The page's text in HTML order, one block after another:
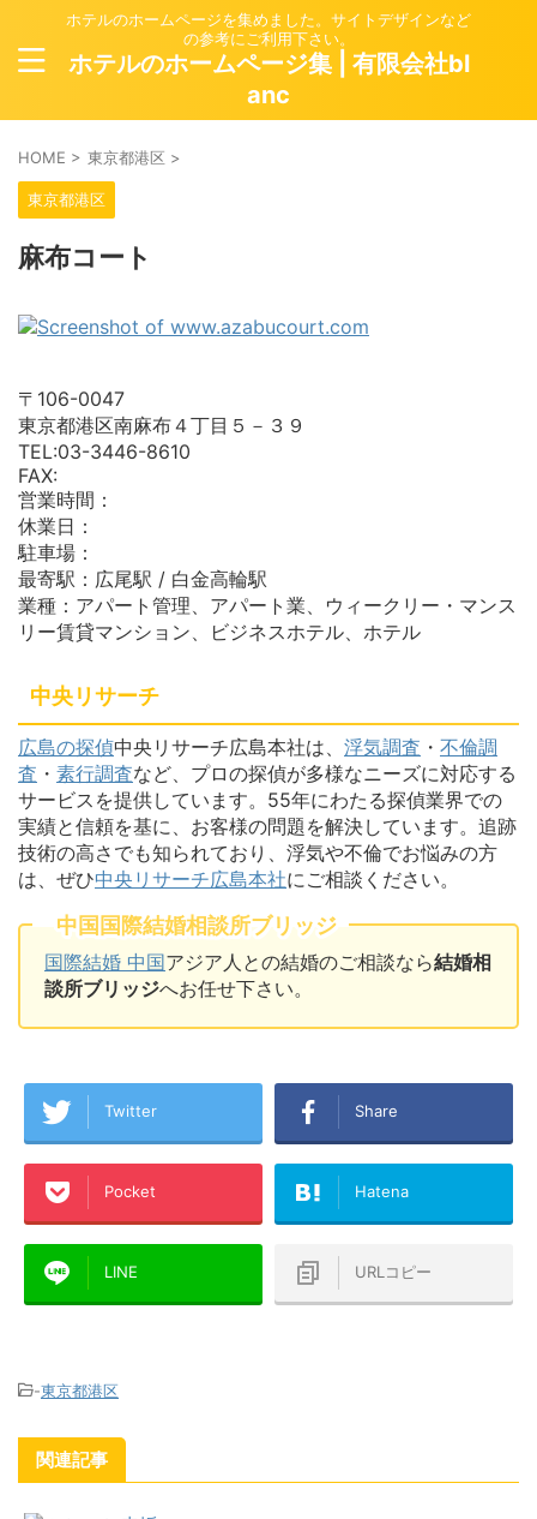
ホテルのホームページを集めました。サイトデザインなど
の参考にご利用下さい。
ホテルのホームページ集 | 有限会社bl
anc
HOME > 東京都港区 >
東京都港区
麻布コート
〒106-0047
東京都港区南麻布４丁目５－３９
TEL:03-3446-8610
FAX:
営業時間：
休業日：
駐車場：
最寄駅：広尾駅 / 白金高輪駅
業種：アパート管理、アパート業、ウィークリー・マンス
リー賃貸マンション、ビジネスホテル、ホテル
中央リサーチ
広島の探偵中央リサーチ広島本社は、 浮気調査 ・ 不倫調
査 ・ 素行調査など、プロの探偵が多様なニーズに対応する
サービスを提供しています。55年にわたる探偵業界での
実績と信頼を基に、お客様の問題を解決しています。追跡
技術の高さでも知られており、浮気や不倫でお悩みの方
は、ぜひ中央リサーチ広島本社にご相談ください。
中国国際結婚相談所ブリッジ
国際結婚 中国アジア人との結婚のご相談なら結婚相
談所ブリッジへお任せ下さい。
Twitter Share
Pocket Hatena
LINE URLコピー
-東京都港区
関連記事